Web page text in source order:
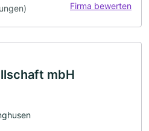
Firma bewerten
mbH